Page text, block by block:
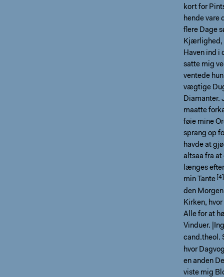
kort for
hende vare
ﬂere Dage
Kjærlighed,
Haven ind i
satte mig
ventede
vægtige
Diamanter.
maatte
føie mine
sprang op
havde at
altsaa fra at
længes
min Tante
den
Kirken,
Alle for at
Vinduer.
cand.theol.
hvor
en anden
viste mig